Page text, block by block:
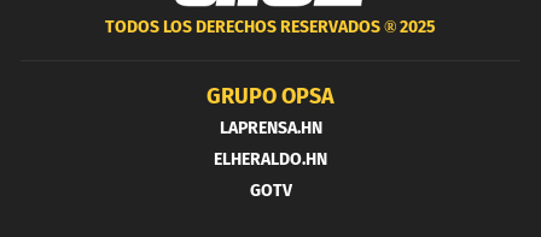
TODOS LOS DERECHOS RESERVADOS ®2025
GRUPO OPSA
LAPRENSA.HN
ELHERALDO.HN
GOTV